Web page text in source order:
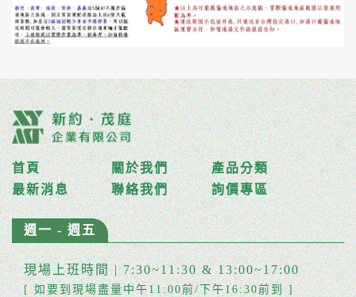
首頁 關於我們
產品分類
最新消息
聯絡我們 詢價專區
週一 - 週五
現場上班時間 | 7:30~11:30 & 13:00~17:00
[ 如要到現場盡量中午11:00前/下午16:30前到 ]